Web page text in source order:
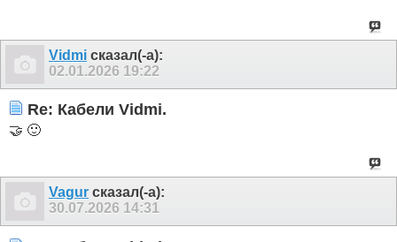
Vidmi сказал(-а):
02.01.2026 19:22
Re: Кабели Vidmi.
🤝 🙂
Vagur сказал(-а):
30.07.2026 14:31